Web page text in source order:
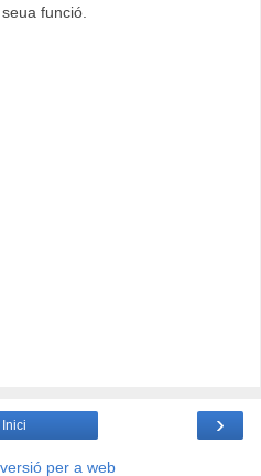
funció.
›
Inici
per a web